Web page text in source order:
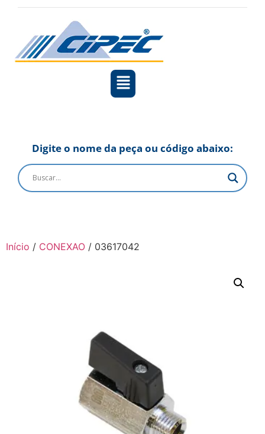
Digite o nome da peça ou código abaixo:
Início / CONEXAO / 03617042